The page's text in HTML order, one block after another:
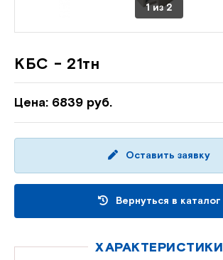
1из2
КБС - 21тн
Цена: 6839 руб.
Оставить заявку
Вернуться в каталог
ХАРАКТЕРИСТИКИ